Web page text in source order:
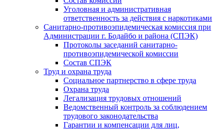
Уголовная и административная
ответственность за действия с наркотиками
Санитарно-противоэпидемическая комиссия при
Администрации г. Бодайбо и района (СПЭК)
Протоколы заседаний санитарно-
противоэпидемической комиссии
Состав СПЭК
Труд и охрана труда
Социальное партнерство в сфере труда
Охрана труда
Легализация трудовых отношений
Ведомственный контроль за соблюдением
трудового законодательства
Гарантии и компенсации для лиц,